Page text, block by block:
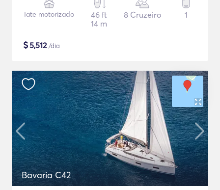
Iate motorizado
46 ft
14 m
8 Cruzeiro 1
$5,512/dia
Bavaria C42